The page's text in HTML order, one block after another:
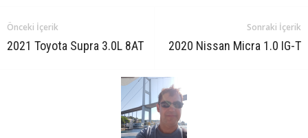
Önceki İçerik
2021 Toyota Supra 3.0L 8AT
Sonraki İçerik
2020 Nissan Micra 1.0 IG-T